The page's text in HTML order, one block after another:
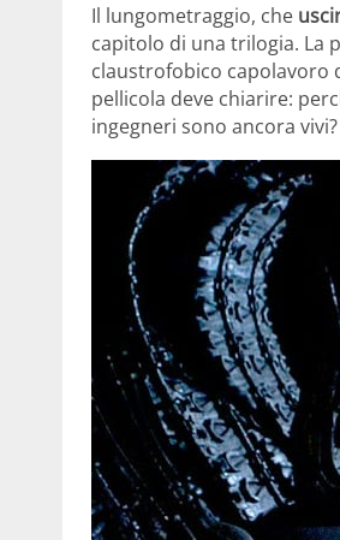
Il lungometraggio, che
capitolo di una trilogia. La
claustrofobico capolavoro
pellicola deve chiarire:
ingegneri sono ancora vivi?